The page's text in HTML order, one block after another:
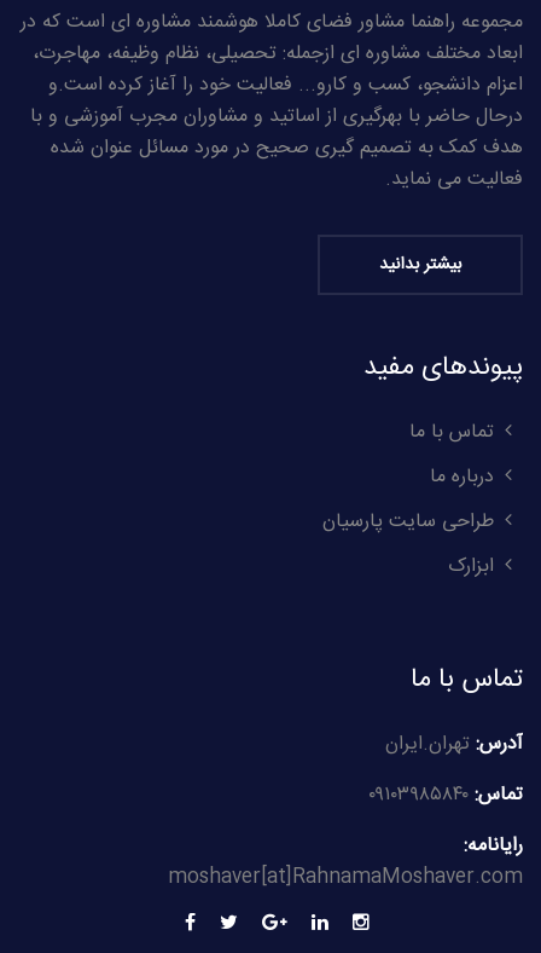
مجموعه راهنما مشاور فضای کاملا هوشمند مشاوره ای است که در
ابعاد مختلف مشاوره ای ازجمله: تحصیلی، نظام وظیفه، مهاجرت،
اعزام دانشجو، کسب و کارو... فعالیت خود را آغاز کرده است.و
درحال حاضر با بهرگیری از اساتید و مشاوران مجرب آموزشی و با
هدف کمک به تصمیم گیری صحیح در مورد مسائل عنوان شده
فعالیت می نماید.
بیشتر بدانید
پیوندهای مفید
تماس با ما
درباره ما
طراحی سایت پارسیان
ابزارک
تماس با ما
آدرس:تهران.ایران
تماس:
رایانامه:
moshaver[at]RahnamaMoshaver.com